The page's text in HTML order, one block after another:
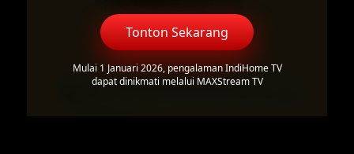
Tonton Sekarang
Mulai 1 Januari 2026, pengalaman IndiHome TV
dapat dinikmati melalui MAXStream TV